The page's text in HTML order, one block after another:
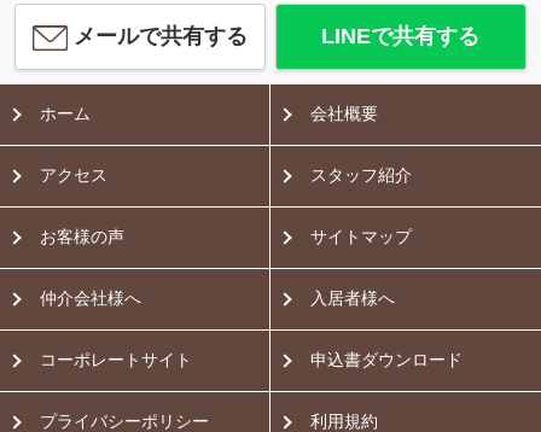
メールで共有する LINEで共有する
ホーム 会社概要
アクセス スタッフ紹介
お客様の声 サイトマップ
仲介会社様へ 入居者様へ
コーポレートサイト 申込書ダウンロード
プライバシーポリシー 利用規約